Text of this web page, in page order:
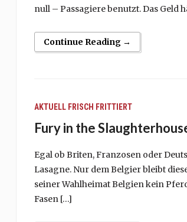
null – Passagiere benutzt. Das Geld
Continue Reading →
AKTUELL FRISCH FRITTIERT
Fury in the
Egal ob Briten, Franzosen oder
Lasagne. Nur dem Belgier bleibt
seiner Wahlheimat Belgien kein
Fasen […]